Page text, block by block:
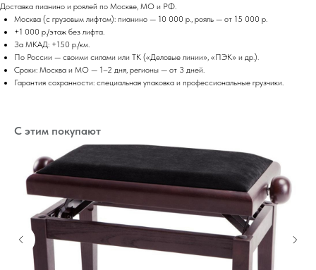
Доставка пианино и роялей по Москве, МО и РФ.
Москва (с грузовым лифтом): пианино — 10 000 р., рояль — от 15 000 р.
+1 000 р./этаж без лифта.
За МКАД: +150 р./км.
По России — своими силами или ТК («Деловые линии», «ПЭК» и др.).
Сроки: Москва и МО — 1–2 дня, регионы — от 3 дней.
Гарантия сохранности: специальная упаковка и профессиональные грузчики.
С этим покупают